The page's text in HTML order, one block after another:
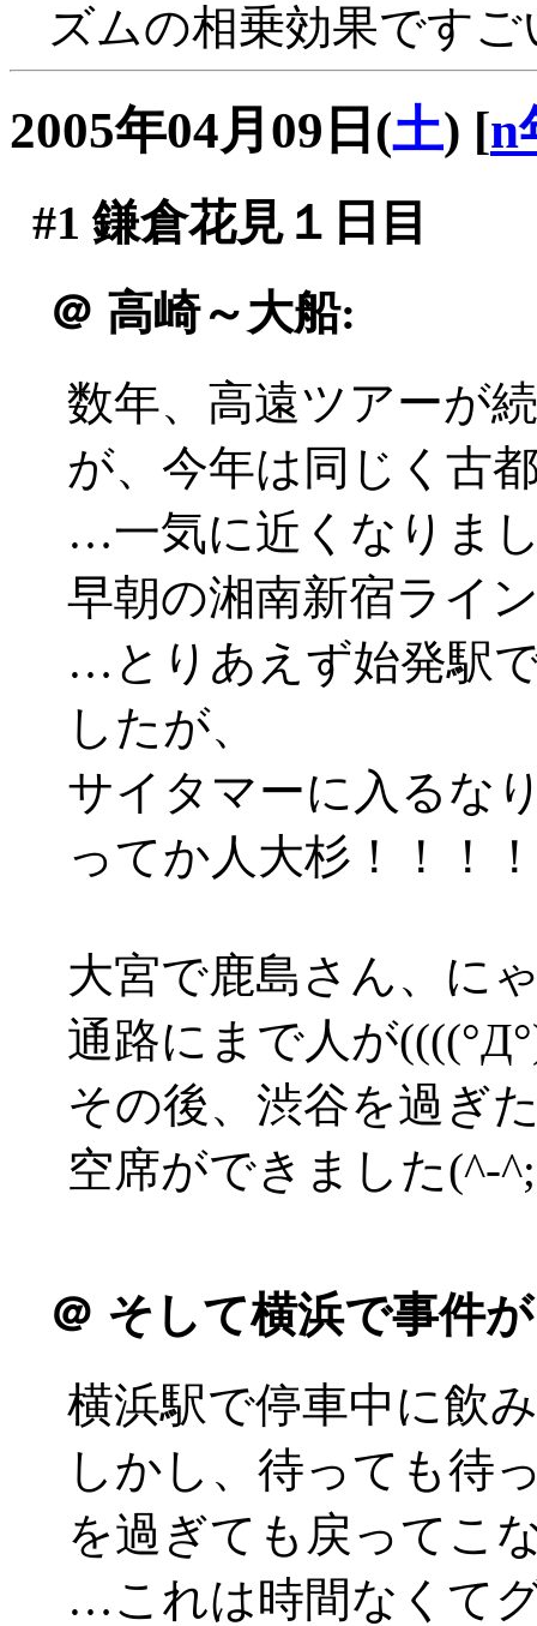
ズムの相乗効果です
2005年04月09日(土) [n
#1 鎌倉花見１日目
＠ 高崎～大船:
数年、高遠ツアーが
が、今年は同じく古
…一気に近くなりま
早朝の湘南新宿ライ
…とりあえず始発駅
したが、
サイタマーに入るな
ってか人大杉！！！！
大宮で鹿島さん、に
通路にまで人が
その後、渋谷を過ぎ
空席ができました(^-
＠ そして横浜で事件
横浜駅で停車中に飲
しかし、待っても待
を過ぎても戻ってこ
…これは時間なくて